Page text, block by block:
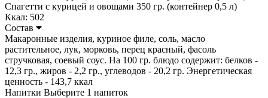
Спагетти с курицей и овощами 350 гр. (контейнер 0,5 л)
Ккал: 502
Состав
Макаронные изделия, куриное филе, соль, масло
растительное, лук, морковь, перец красный, фасоль
стручковая, соевый соус. На 100 гр. блюдо содержит: белков -
12,3 гр., жиров - 2,2 гр., углеводов - 20,2 гр. Энергетическая
ценность - 143,7 ккал
Напитки Выберите 1 напиток